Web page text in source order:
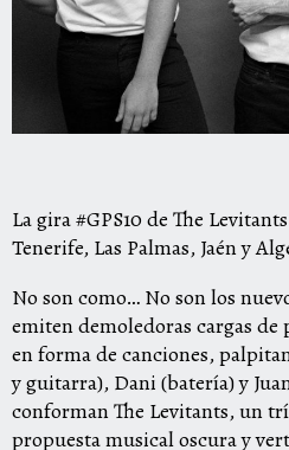
La gira #GPS10 de The
Tenerife, Las Palmas, Jaén y
No son como… No son los
emiten demoledoras cargas
en forma de canciones,
y guitarra), Dani (batería) y
conforman The Levitants, un
propuesta musical oscura y